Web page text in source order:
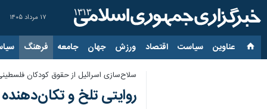
۱۷ مرداد ۱۴۰۵
عناوین‌ سیاست اقتصاد ورزش جهان جامعه فرهنگ
سلاح‌سازی اسرائیل از حقوق کودکان
روایتی تلخ و تکان‌دهنده